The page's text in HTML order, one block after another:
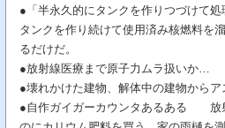
●「半永久的にタンクを作りつづけて
タンクを作り続けて使用済み核燃料を
るだけだ。
●放射線医療まで原子力ムラ扱いか…
●壊れかけた建物、解体中の建物から
●自作ガイガーカウンタあるある 放